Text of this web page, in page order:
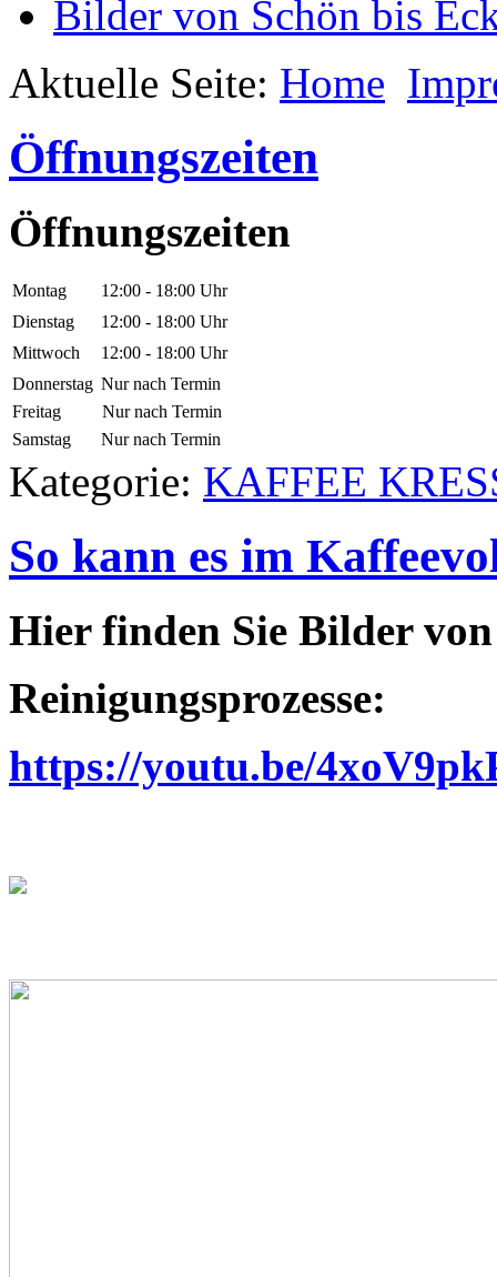
Bilder von Schön bis
Aktuelle Seite: Home
Öffnungszeiten
Öffnungszeiten
Montag
12:00 - 18:00 Uhr
Dienstag
12:00 - 18:00 Uhr
Mittwoch
12:00 - 18:00 Uhr
Donnerstag Nur nach Termin
Freitag
Nur nach Termin
Samstag
Nur nach Termin
Kategorie: KAFFEE
So kann es im
Hier finden Sie Bilder
Reinigungsprozesse:
https://youtu.be/